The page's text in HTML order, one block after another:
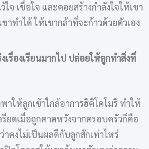
จ เชื่อใจ และคอยสร้างกำลังใจให้เขา
าทำได้ ให้เขากล้าที่จะก้าวด้วยตัวเอง
เรื่องเรียนมากไป ปล่อยให้ลูกทำสิ่งที่
ให้ลูกเข้าใกล้อาการฮิคิโคโมริ ทำให้
ยดเมื่อถูกคาดหวังจากครอบครัวก็คือ
ว่าคงไม่เป็นผลดีกับลูกสักเท่าไหร่